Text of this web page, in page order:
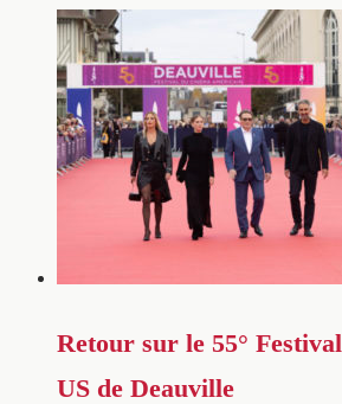
Retour sur le 55° Festival
US de Deauville